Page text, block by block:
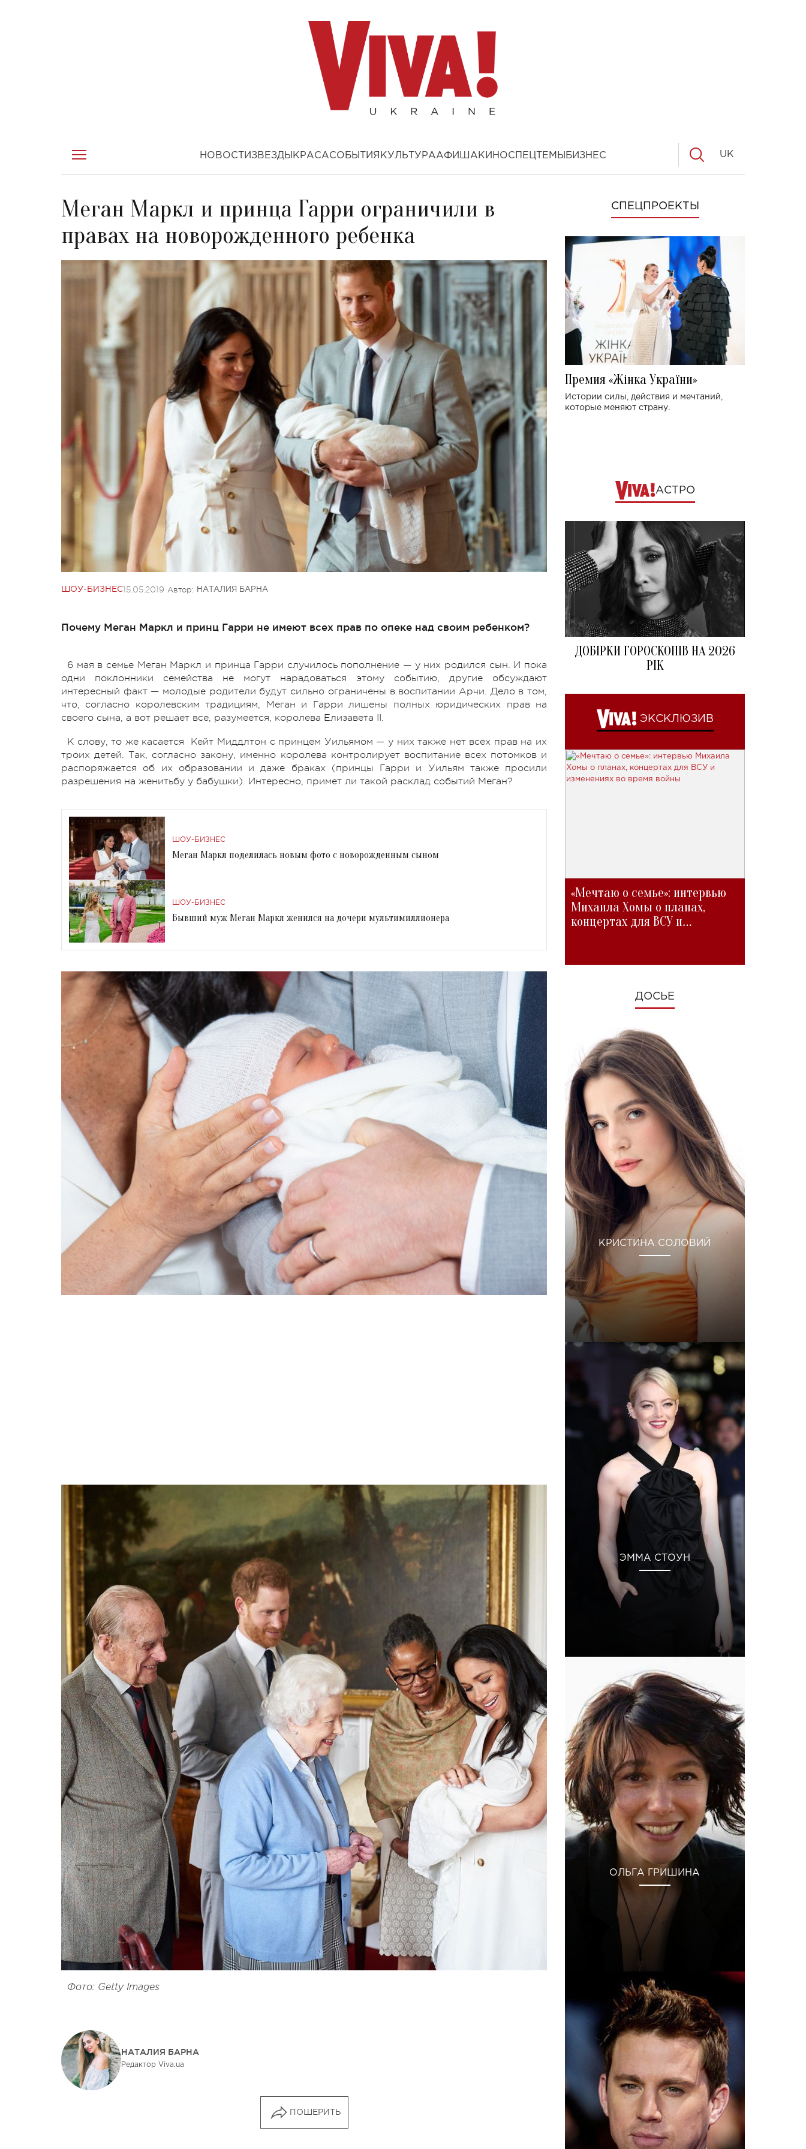
НОВОСТИ ЗВЕЗДЫ КРАСАСОБЫТИЯ КУЛЬТУРААФИША КИНОСПЕЦТЕМЫ БИЗНЕС UK
Меган Маркл и принца Гарри ограничили в
правах на новорожденного ребенка
ШОУ-БИЗНЕС15.05.2019 Автор: НАТАЛИЯ БАРНА
Почему Меган Маркл и принц Гарри не имеют всех прав по опеке над своим ребенком?
6 мая в семье Меган Маркл и принца Гарри случилось пополнение — у них родился сын. И пока
одни поклонники семейства не могут нарадоваться этому событию, другие обсуждают
интересный факт — молодые родители будут сильно ограничены в воспитании Арчи. Дело в том,
что, согласно королевским традициям, Меган и Гарри лишены полных юридических прав на
своего сына, а вот решает все, разумеется, королева Елизавета II.
К слову, то же касается Кейт Миддлтон с принцем Уильямом — у них также нет всех прав на их
троих детей. Так, согласно закону, именно королева контролирует воспитание всех потомков и
распоряжается об их образовании и даже браках (принцы Гарри и Уильям также просили
разрешения на женитьбу у бабушки). Интересно, примет ли такой расклад событий Меган?
ШОУ-БИЗНЕС
Меган Маркл поделилась новым фото с новорожденным сыном
ШОУ-БИЗНЕС
Бывший муж Меган Маркл женился на дочери мультимиллионера
Фото: Getty Images
НАТАЛИЯ БАРНА
Редактор Viva.ua
ПОШЕРИТЬ
СПЕЦПРОЕКТЫ
Премия «Жінка України»
Истории силы, действия и мечтаний,
которые меняют страну.
АСТРО
ДОБІРКИ ГОРОСКОПІВ НА 2026
РІК
ЭКСКЛЮЗИВ
«Мечтаю о семье»: интервью
Михаила Хомы о планах,
концертах для ВСУ и
ДОСЬЕ
КРИСТИНА СОЛОВИЙ
ЭММА СТОУН
ОЛЬГА ГРИШИНА